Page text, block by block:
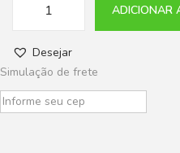
ADICIONAR
Desejar
Simulação de frete